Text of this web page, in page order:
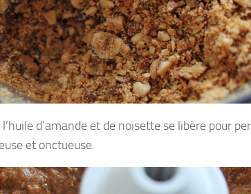
d’amande et de noisette se libère pour
et onctueuse.